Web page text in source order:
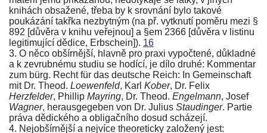
knihách obsažené, třeba by k srovnání bylo takové
poukázání takřka nezbytným (na př. vytknutí poměru mezi §
892 [důvěra v knihu veřejnou] a §em 2366 [důvěra v listinu
legitimující dědice, Erbschein]). 16
3. O něco obšírnější, hlavně pro praxi vypočtené, důkladné
a k zevrubnému studiu se hodící, je dílo druhé: Kommentar
zum bürg. Recht für das deutsche Reich: In Gemeinschaft
mit Dr. Theod. Loewenfeld, Karl Kober, Dr. Felix
Herzfelder, Phillip Mayring, Dr. Theod. Engelmann, Josef
Wagner, herausgegeben von Dr. Julius Staudinger. Partie
práva dědického a obligačního dosud scházejí.
4. Nejobšírnější a nejvíce theoreticky založený jest: